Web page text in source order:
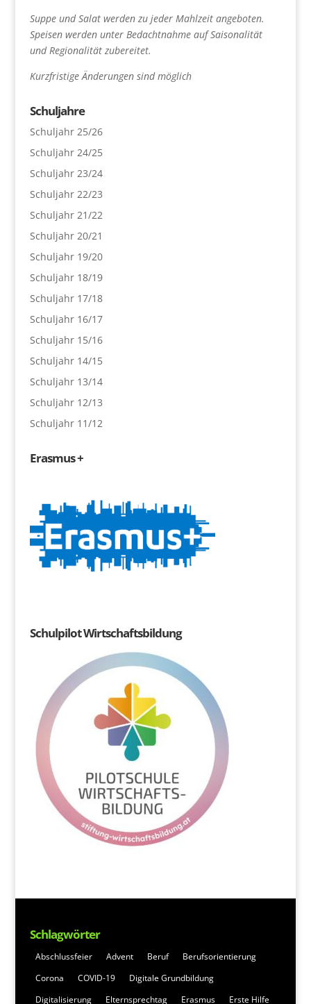
Suppe und Salat werden zu jeder Mahlzeit angeboten.
Speisen werden unter Bedachtnahme auf Saisonalität
und Regionalität zubereitet.
Kurzfristige Änderungen sind möglich
Schuljahre
Schuljahr 25/26
Schuljahr 24/25
Schuljahr 23/24
Schuljahr 22/23
Schuljahr 21/22
Schuljahr 20/21
Schuljahr 19/20
Schuljahr 18/19
Schuljahr 17/18
Schuljahr 16/17
Schuljahr 15/16
Schuljahr 14/15
Schuljahr 13/14
Schuljahr 12/13
Schuljahr 11/12
Erasmus +
Schulpilot Wirtschaftsbildung
Schlagwörter
Abschlussfeier Advent Beruf
Berufsorientierung
Corona
COVID-19
Digitale Grundbildung
Digitalisierung
Elternsprechtag Erasmus Erste Hilfe